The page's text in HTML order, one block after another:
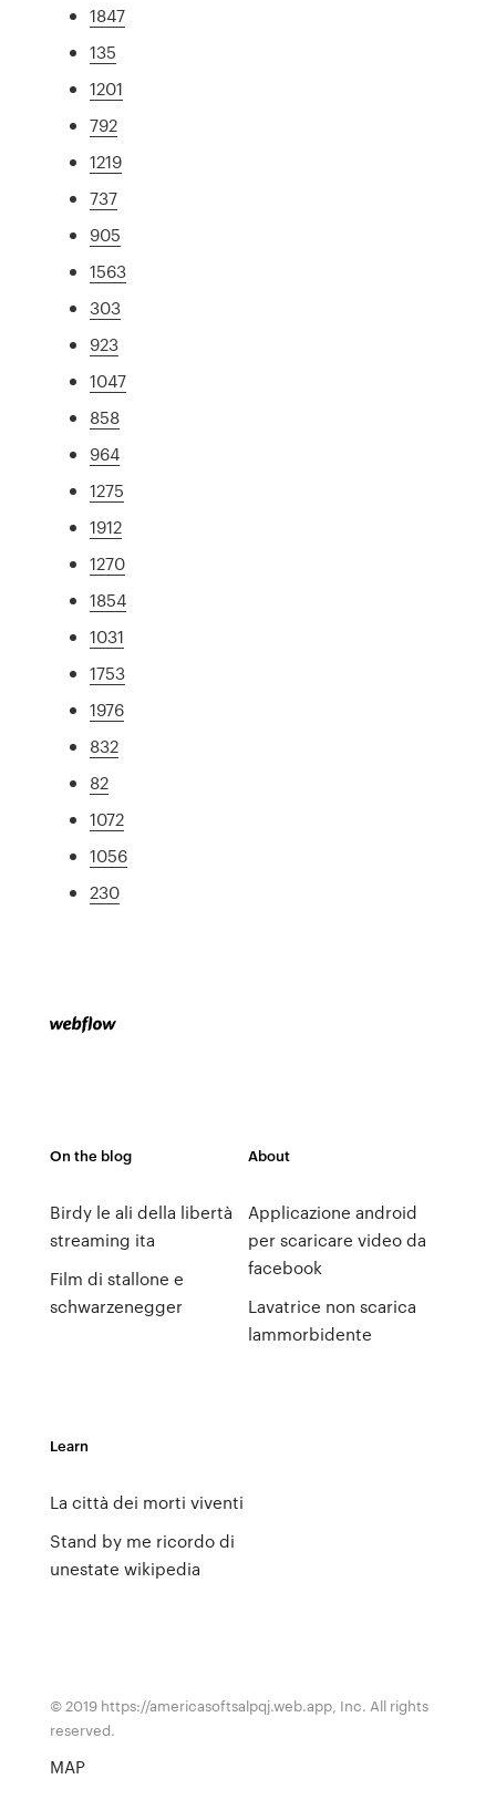
1847
135
1201
792
1219
737
905
1563
303
923
1047
858
964
1275
1912
1270
1854
1031
1753
1976
832
82
1072
1056
230
On the blog
Birdy le ali della libertà
streaming ita
Film di stallone e
schwarzenegger
About
Applicazione android
per scaricare video da
facebook
Lavatrice non scarica
lammorbidente
Learn
La città dei morti viventi
Stand by me ricordo di
unestate wikipedia
© 2019 https://americasoftsalpqj.web.app, Inc. All rights
reserved.
MAP